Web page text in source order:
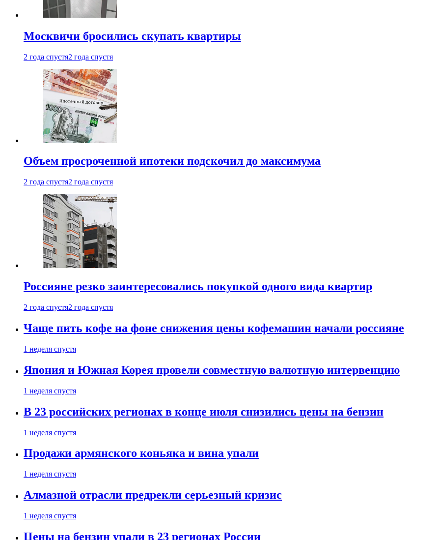
Москвичи бросились скупать квартиры
2 года спустя2 года спустя
Объем просроченной ипотеки подскочил до максимума
2 года спустя2 года спустя
Россияне резко заинтересовались покупкой одного вида квартир
2 года спустя2 года спустя
Чаще пить кофе на фоне снижения цены кофемашин начали россияне
1 неделя спустя
Япония и Южная Корея провели совместную валютную интервенцию
1 неделя спустя
В 23 российских регионах в конце июля снизились цены на бензин
1 неделя спустя
Продажи армянского коньяка и вина упали
1 неделя спустя
Алмазной отрасли предрекли серьезный кризис
1 неделя спустя
Цены на бензин упали в 23 регионах России